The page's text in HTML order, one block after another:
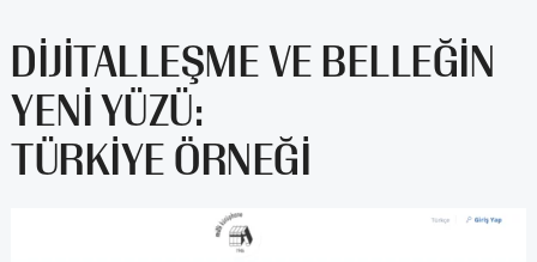
DIJITALLEŞME VE BELLEĞIN
YENI YÜZÜ:
TÜRKIYE ÖRNEĞI